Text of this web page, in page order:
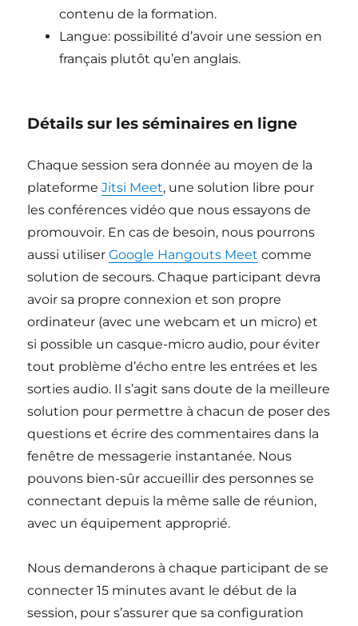
contenu de la formation.
Langue: possibilité d’avoir une session en
français plutôt qu’en anglais.
Détails sur les séminaires en ligne
Chaque session sera donnée au moyen de la
plateformeJitsi Meet, une solution libre pour
les conférences vidéo que nous essayons de
promouvoir. En cas de besoin, nous pourrons
aussi utiliserGoogle Hangouts Meet comme
solution de secours. Chaque participant devra
avoir sa propre connexion et son propre
ordinateur (avec une webcam et un micro) et
si possible un casque-micro audio, pour éviter
tout problème d’écho entre les entrées et les
sorties audio. Il s’agit sans doute de la meilleure
solution pour permettre à chacun de poser des
questions et écrire des commentaires dans la
fenêtre de messagerie instantanée. Nous
pouvons bien-sûr accueillir des personnes se
connectant depuis la même salle de réunion,
avec un équipement approprié.
Nous demanderons à chaque participant de se
connecter 15 minutes avant le début de la
session, pour s’assurer que sa configuration